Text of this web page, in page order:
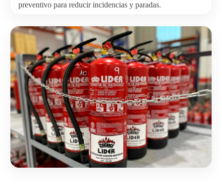
preventivo para reducir incidencias y paradas.